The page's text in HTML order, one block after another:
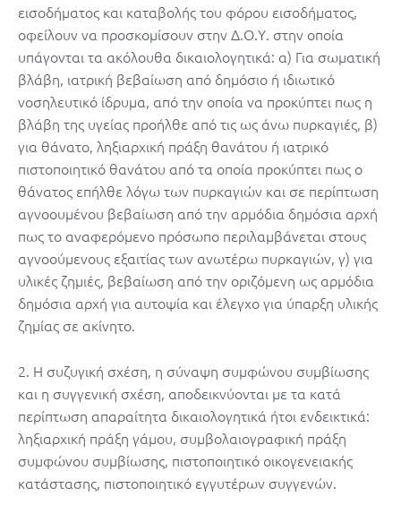
εισοδήματος και καταβολής του φόρου εισοδήματος,
οφείλουν να προσκομίσουν στην Δ.Ο.Υ. στην οποία
υπάγονται τα ακόλουθα δικαιολογητικά: α) Για σωματική
βλάβη, ιατρική βεβαίωση από δημόσιο ή ιδιωτικό
νοσηλευτικό ίδρυμα, από την οποία να προκύπτει πως η
βλάβη της υγείας προήλθε από τις ως άνω πυρκαγιές, β)
για θάνατο, ληξιαρχική πράξη θανάτου ή ιατρικό
πιστοποιητικό θανάτου από τα οποία προκύπτει πως ο
θάνατος επήλθε λόγω των πυρκαγιών και σε περίπτωση
αγνοουμένου βεβαίωση από την αρμόδια δημόσια αρχή
πως το αναφερόμενο πρόσωπο περιλαμβάνεται στους
αγνοούμενους εξαιτίας των ανωτέρω πυρκαγιών, γ) για
υλικές ζημιές, βεβαίωση από την οριζόμενη ως αρμόδια
δημόσια αρχή για αυτοψία και έλεγχο για ύπαρξη υλικής
ζημίας σε ακίνητο.
2. Η συζυγική σχέση, η σύναψη συμφώνου συμβίωσης
και η συγγενική σχέση, αποδεικνύονται με τα κατά
περίπτωση απαραίτητα δικαιολογητικά ήτοι ενδεικτικά:
ληξιαρχική πράξη γάμου, συμβολαιογραφική πράξη
συμφώνου συμβίωσης, πιστοποιητικό οικογενειακής
κατάστασης, πιστοποιητικό εγγυτέρων συγγενών.